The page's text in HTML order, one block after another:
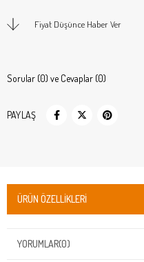
Fiyat Düşünce Haber Ver
Sorular (0) ve Cevaplar (0)
PAYLAŞ
ÜRÜN ÖZELLIKLERI
YORUMLAR(0)